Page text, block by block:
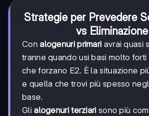
Strategie per Prevedere
vs Eliminazione
Conalogenuri primari avrai quasi
tranne quando usi basi molto
che forzano E2. È la situazione
e quella che trovi più spesso
base.
Glialogenuri terziari sono più